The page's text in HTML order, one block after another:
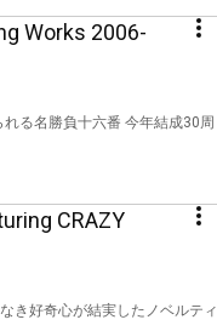
Works 2006-
六番 今年結成30周
CRAZY
き好奇心が結実したノベルティ